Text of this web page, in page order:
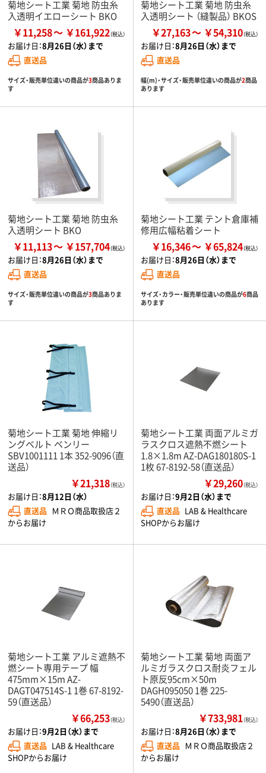
菊地シート工業 菊地 防虫糸
入透明イエローシート BKO
￥11,258 ￥161,922
お届け日：8月26日（水）まで
直送品
サイズ・販売単位違いの商品が3商品ありま
す
菊地シート工業 菊地 防虫糸
入透明シート （縫製品） BKOS
￥27,163 ￥54,310
お届け日：8月26日（水）まで
直送品
幅(m)・サイズ・販売単位違いの商品が2商品
あります
菊地シート工業 菊地 防虫糸
入透明シート BKO
￥11,113 ￥157,704
お届け日：8月26日（水）まで
直送品
サイズ・販売単位違いの商品が3商品ありま
す
菊地シート工業 テント倉庫補
修用広幅粘着シート
￥16,346 ￥65,824
お届け日：8月26日（水）まで
直送品
サイズ・カラー・販売単位違いの商品が6商品
あります
菊地シート工業 菊地 伸縮リ
ングベルト ベンリー
SBV1001111 1本 352-9096（直
送品）
￥21,318（税込）
お届け日：8月12日（水）
直送品 ＭＲＯ商品取扱店２
からお届け
菊地シート工業 両面アルミガ
ラスクロス遮熱不燃シート
1.8×1.8m AZ-DAG180180S-1
1枚 67-8192-58（直送品）
￥29,260（税込）
お届け日：9月2日（水）まで
直送品 LAB & Healthcare
SHOPからお届け
菊地シート工業 アルミ遮熱不
燃シート専用テープ 幅
475mm×15m AZ-
DAGT047514S-1 1巻 67-8192-
59（直送品）
￥66,253（税込）
お届け日：9月2日（水）まで
直送品 LAB & Healthcare
SHOPからお届け
菊地シート工業 菊地 両面ア
ルミガラスクロス耐炎フェル
ト原反95cm×50m
DAGH095050 1巻 225-
5490（直送品）
￥733,981（税込）
お届け日：8月26日（水）まで
直送品 ＭＲＯ商品取扱店２
からお届け